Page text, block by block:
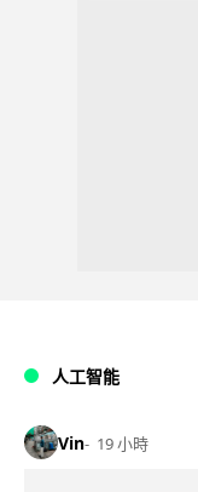
人工智能
Vin 19 小時